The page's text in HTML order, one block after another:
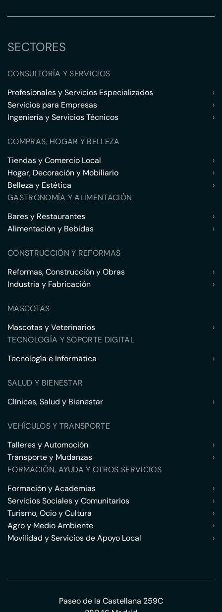
SECTORES
CONSULTORÍA Y SERVICIOS
Profesionales y Servicios Especializados
›
Servicios para Empresas
›
Ingeniería y Servicios Técnicos
›
COMPRAS, HOGAR Y BELLEZA
Tiendas y Comercio Local
›
Hogar, Decoración y Mobiliario
›
Belleza y Estética
›
GASTRONOMÍA Y ALIMENTACIÓN
Bares y Restaurantes
›
Alimentación y Bebidas
›
CONSTRUCCIÓN Y REFORMAS
Reformas, Construcción y Obras
›
Industria y Fabricación
›
MASCOTAS
Mascotas y Veterinarios
›
TECNOLOGÍA Y SOPORTE DIGITAL
Tecnología e Informática
›
SALUD Y BIENESTAR
Clínicas, Salud y Bienestar
›
VEHÍCULOS Y TRANSPORTE
Talleres y Automoción
›
Transporte y Mudanzas
›
FORMACIÓN, AYUDA Y OTROS SERVICIOS
Formación y Academias
›
Servicios Sociales y Comunitarios
›
Turismo, Ocio y Cultura
›
Agro y Medio Ambiente
›
Movilidad y Servicios de Apoyo Local
›
Paseo de la Castellana 259C